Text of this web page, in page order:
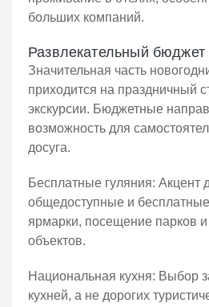
больших компаний.
Развлекательный бюджет
Значительная часть
приходится на праздничный
экскурсии. Бюджетные
возможность для
досуга.
Бесплатные гуляния: Акцент
общедоступные и бесплатные
ярмарки, посещение парков
объектов.
Национальная кухня: Выбор
кухней, а не дорогих